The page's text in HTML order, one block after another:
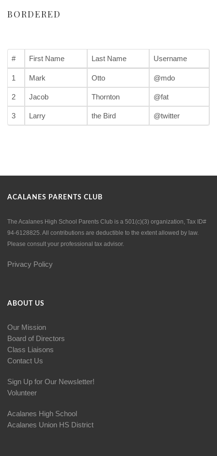
BORDERED
# First Name Last Name Username
1 Mark Otto @mdo
2 Jacob Thornton @fat
3 Larry the Bird @twitter
ACALANES PARENTS CLUB
The Acalanes High School Parents Club is a 501(c)(3) organization, Tax ID#
94-6128825. All contributions are deductible to the extent allowed by law.
Please consult your professional tax advisor.
Privacy Policy
ABOUT US
Our Mission
Board of Directors
Class Liaisons
Contact Us
Sign Up for Our Newsletter!
Volunteer
Acalanes High School
Acalanes Union HS District